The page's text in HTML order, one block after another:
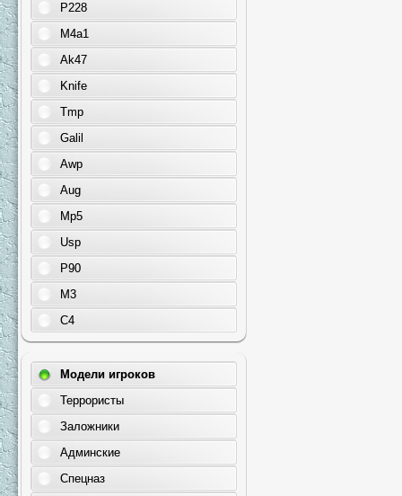
P228
M4a1
Ak47
Knife
Tmp
Galil
Awp
Aug
Mp5
Usp
P90
M3
C4
Модели игроков
Террористы
Заложники
Админские
Спецназ